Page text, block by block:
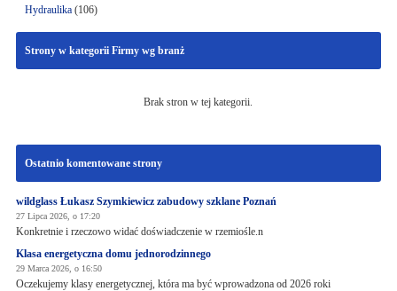
Hydraulika(106)
Strony w kategorii Firmy wg branż
Brak stron w tej kategorii.
Ostatnio komentowane strony
wildglass Łukasz Szymkiewicz zabudowy szklane Poznań
27 Lipca 2026, o 17:20
Konkretnie i rzeczowo widać doświadczenie w rzemiośle.n
Klasa energetyczna domu jednorodzinnego
29 Marca 2026, o 16:50
Oczekujemy klasy energetycznej, która ma być wprowadzona od 2026 roki